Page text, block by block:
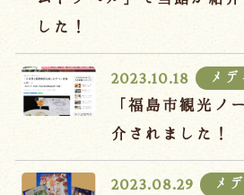
した！
2023.10.18 メ
「福島市観光ノ
介されました！
2023.08.29 メ